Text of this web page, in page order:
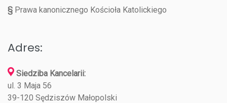
§ Prawa kanonicznego Kościoła Katolickiego
Adres:
Siedziba Kancelarii:
ul. 3 Maja 56
39-120 Sędziszów Małopolski